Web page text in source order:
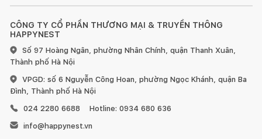
CÔNG TY CỔ PHẦN THƯƠNG MẠI & TRUYỀN THÔNG
HAPPYNEST
Số 97 Hoàng Ngân, phường Nhân Chính, quận Thanh Xuân,
Thành phố Hà Nội
VPGD: số 6 Nguyễn Công Hoan, phường Ngọc Khánh, quận Ba
Đình, Thành phố Hà Nội
024 2280 6688
Hotline: 0934 680 636
info@happynest.vn